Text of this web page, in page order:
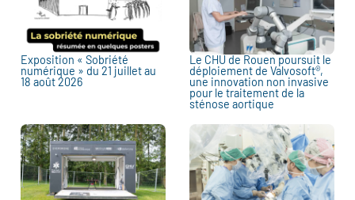
Exposition « Sobriété
numérique » du 21 juillet au
18 août 2026
Le CHU de Rouen poursuit le
déploiement de Valvosoft®,
une innovation non invasive
pour le traitement de la
sténose aortique